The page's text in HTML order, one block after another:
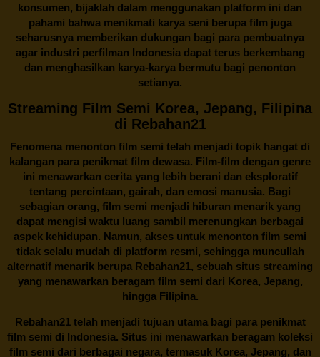
konsumen, bijaklah dalam menggunakan platform ini dan
pahami bahwa menikmati karya seni berupa film juga
seharusnya memberikan dukungan bagi para pembuatnya
agar industri perfilman Indonesia dapat terus berkembang
dan menghasilkan karya-karya bermutu bagi penonton
setianya.
Streaming Film Semi Korea, Jepang, Filipina
di Rebahan21
Fenomena menonton film semi telah menjadi topik hangat di
kalangan para penikmat film dewasa. Film-film dengan genre
ini menawarkan cerita yang lebih berani dan eksploratif
tentang percintaan, gairah, dan emosi manusia. Bagi
sebagian orang, film semi menjadi hiburan menarik yang
dapat mengisi waktu luang sambil merenungkan berbagai
aspek kehidupan. Namun, akses untuk menonton film semi
tidak selalu mudah di platform resmi, sehingga muncullah
alternatif menarik berupa Rebahan21, sebuah situs streaming
yang menawarkan beragam film semi dari Korea, Jepang,
hingga Filipina.
Rebahan21telah menjadi tujuan utama bagi para penikmat
film semi di Indonesia. Situs ini menawarkan beragam koleksi
film semi dari berbagai negara, termasuk Korea, Jepang, dan